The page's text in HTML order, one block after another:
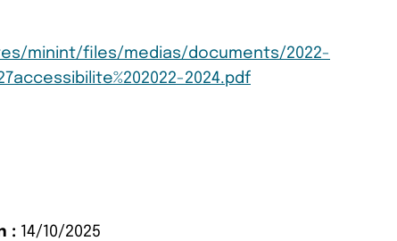
minint/files/medias/documents/2022-
2024.pdf
: 14/10/2025